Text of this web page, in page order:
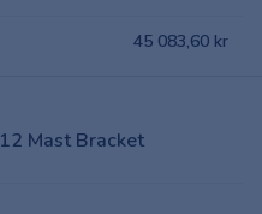
45 083,60 kr
Mast Bracket